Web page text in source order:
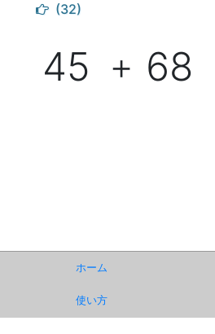
(32)
45 ＋ 68
ホーム
使い方